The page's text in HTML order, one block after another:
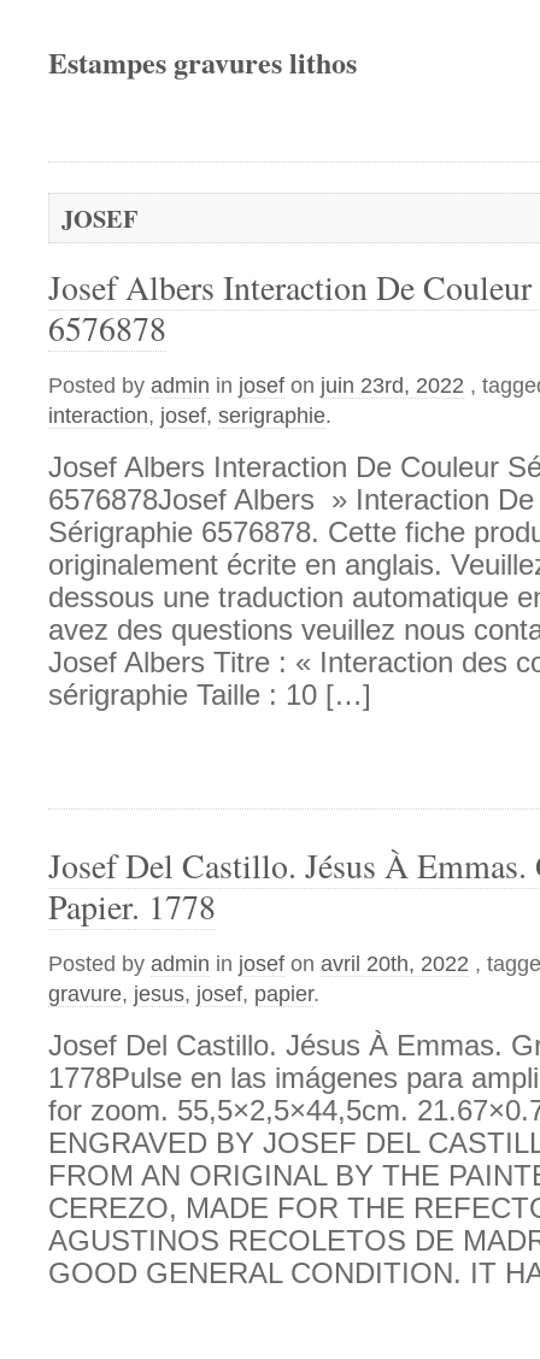
Estampes gravures lithos
JOSEF
Josef Albers Interaction De
6576878
Posted by admin in josef on juin 23rd, 2022 ,
interaction, josef, serigraphie.
Josef Albers Interaction De Couleur
6576878Josef Albers » Interaction
Sérigraphie 6576878. Cette fiche
originalement écrite en anglais.
dessous une traduction automatique
avez des questions veuillez nous
Josef Albers Titre : « Interaction des
sérigraphie Taille : 10 […]
Josef Del Castillo. Jésus À Emmas.
Papier. 1778
Posted by admin in josef on avril 20th, 2022 ,
gravure, jesus, josef, papier.
Josef Del Castillo. Jésus À Emmas.
1778Pulse en las imágenes para
for zoom. 55,5×2,5×44,5cm.
ENGRAVED BY JOSEF DEL
FROM AN ORIGINAL BY THE
CEREZO, MADE FOR THE
AGUSTINOS RECOLETOS DE
GOOD GENERAL CONDITION. IT